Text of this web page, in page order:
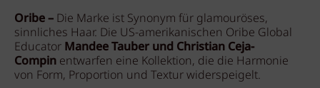
Oribe – Die Marke ist Synonym für glamouröses,
sinnliches Haar. Die US-amerikanischen Oribe Global
Educator Mandee Tauber und Christian Ceja-
Compin entwarfen eine Kollektion, die die Harmonie
von Form, Proportion und Textur widerspeigelt.